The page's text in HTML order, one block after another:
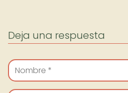
Deja una respuesta